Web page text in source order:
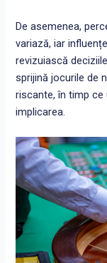
De asemenea,
variază, iar
revizuiască
sprijină jocurile de
riscante, în timp
implicarea.